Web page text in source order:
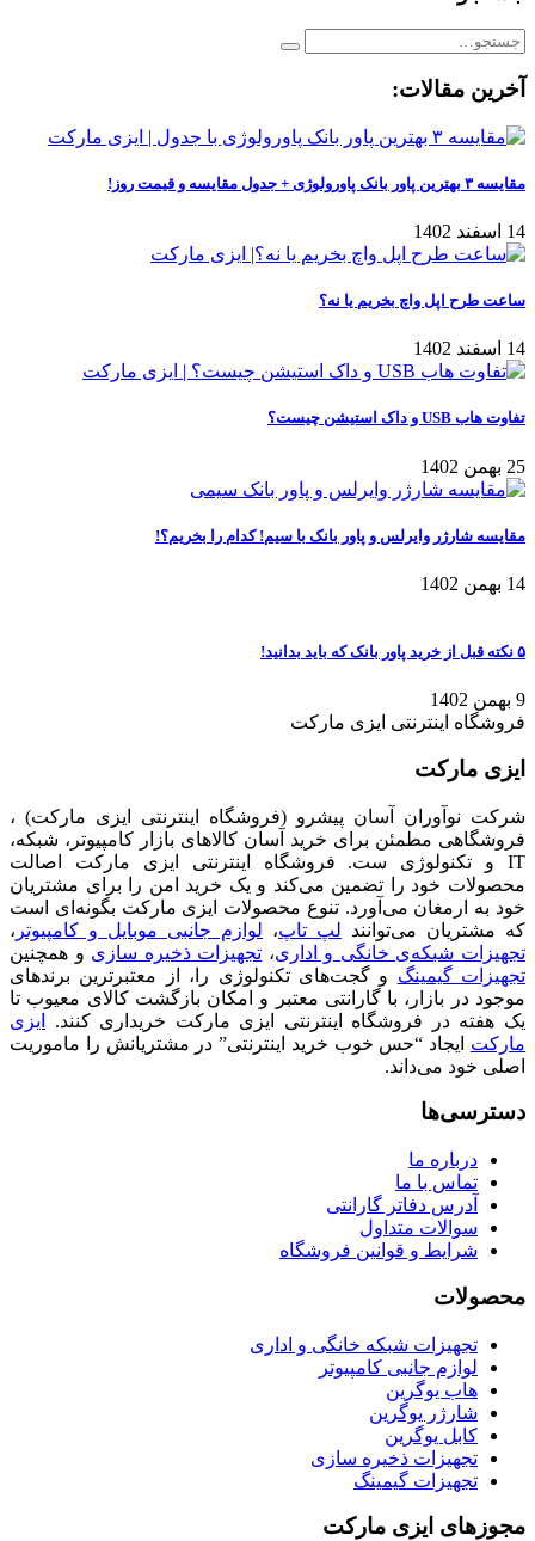
آخرین مقالات:
مقایسه ۳ بهترین پاور بانک پاورولوژی + جدول مقایسه و قیمت روز!
14 اسفند 1402
ساعت طرح اپل واچ بخریم یا نه؟
14 اسفند 1402
تفاوت هاب USB و داک استیشن چیست؟
25 بهمن 1402
مقایسه شارژر وایرلس و پاور بانک با سیم! کدام را بخریم؟!
14 بهمن 1402
۵ نکته قبل از خرید پاور بانک که باید بدانید!
9 بهمن 1402
فروشگاه اینترنتی ایزی مارکت
ایزی مارکت
شرکت نوآوران آسان پیشرو (فروشگاه اینترنتی ایزی مارکت) ،
فروشگاهی مطمئن برای خرید آسان کالاهای بازار کامپیوتر، شبکه،
IT و تکنولوژی ست. فروشگاه اینترنتی ایزی مارکت اصالت
محصولات خود را تضمین می‌کند و یک خرید امن را برای مشتریان
خود به ارمغان می‌آورد. تنوع محصولات ایزی مارکت بگونه‌ای است
که مشتریان می‌توانند لپ تاپ، لوازم جانبی موبایل و کامپیوتر ،
تجهیزات شبکه‌ی خانگی و اداری، تجهیزات ذخیره سازی و همچنین
تجهیزات گیمینگ و گجت‌های تکنولوژی را، از معتبرترین برندهای
موجود در بازار، با گارانتی معتبر و امکان بازگشت کالای معیوب تا
یک هفته در فروشگاه اینترنتی ایزی مارکت خریداری کنند.
ایزی
مارکت ایجاد “حس خوب خرید اینترنتی” در مشتریانش را ماموریت
اصلی خود می‌داند.
دسترسی‌ها
درباره ما
تماس با ما
آدرس دفاتر گارانتی
سوالات متداول
شرایط و قوانین فروشگاه
محصولات
تجهیزات شبکه خانگی و اداری
لوازم جانبی کامپیوتر
هاب یوگرین
شارژر یوگرین
کابل یوگرین
تجهیزات ذخیره سازی
تجهیزات گیمینگ
مجوزهای ایزی مارکت